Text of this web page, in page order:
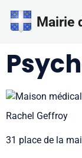
Mairie
Rachel Geffroy
31 place de la